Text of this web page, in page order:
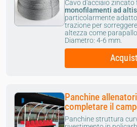
Cavo d'acciaio
monofilamenti ad
particolarmente
trazione per
altezza come
Diametro: 4-6 mm.
Panchine
completare il
Panchine struttura